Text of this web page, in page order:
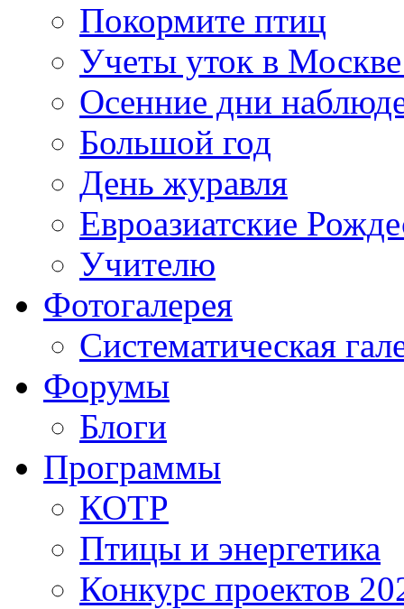
Покормите птиц
Учеты уток в
Осенние дни
Большой год
День журавля
Евроазиатские
Учителю
Фотогалерея
Систематическая
Форумы
Блоги
Программы
КОТР
Птицы и энергетика
Конкурс проектов